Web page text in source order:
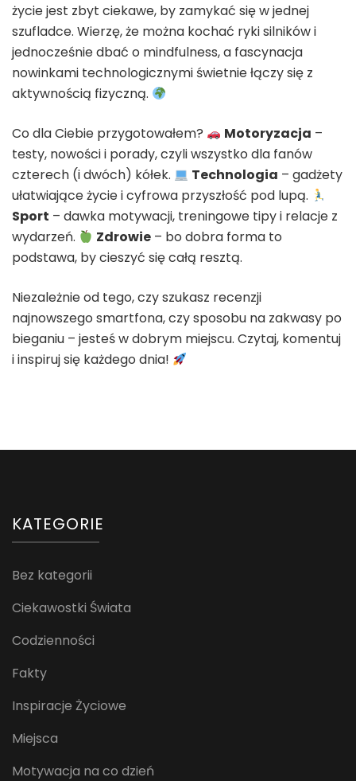
życie jest zbyt ciekawe, by zamykać się w jednej
szufladce. Wierzę, że można kochać ryki silników i
jednocześnie dbać o mindfulness, a fascynacja
nowinkami technologicznymi świetnie łączy się z
aktywnością fizyczną.
Co dla Ciebie przygotowałem? Motoryzacja –
testy, nowości i porady, czyli wszystko dla fanów
czterech (i dwóch) kółek.
Technologia – gadżety
ułatwiające życie i cyfrowa przyszłość pod lupą.
Sport – dawka motywacji, treningowe tipy i relacje z
wydarzeń.
Zdrowie – bo dobra forma to
podstawa, by cieszyć się całą resztą.
Niezależnie od tego, czy szukasz recenzji
najnowszego smartfona, czy sposobu na zakwasy po
bieganiu – jesteś w dobrym miejscu. Czytaj, komentuj
i inspiruj się każdego dnia!
KATEGORIE
Bez kategorii
Ciekawostki Świata
Codzienności
Fakty
Inspiracje Życiowe
Miejsca
Motywacja na co dzień